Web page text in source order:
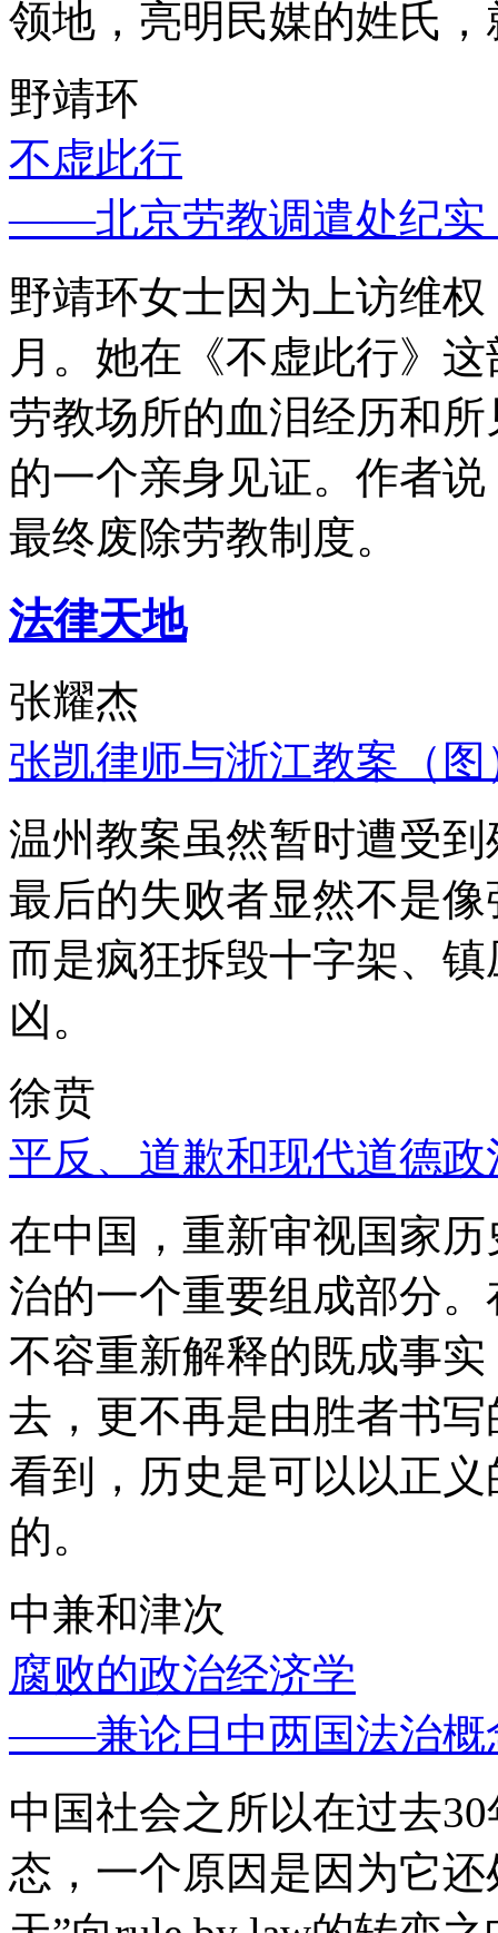
领地，亮明民媒的姓氏
野靖环
不虚此行
——北京劳教调遣处纪实
野靖环女士因为上访维
月。她在《不虚此行》
劳教场所的血泪经历和
的一个亲身见证。作者
最终废除劳教制度。
法律天地
张耀杰
张凯律师与浙江教案（图
温州教案虽然暂时遭受
最后的失败者显然不是
而是疯狂拆毁十字架、
凶。
徐贲
平反、道歉和现代道德政
在中国，重新审视国家
治的一个重要组成部分
不容重新解释的既成事
去，更不再是由胜者书
看到，历史是可以以正
的。
中兼和津次
腐败的政治经济学
——兼论日中两国法治概
中国社会之所以在过去
态，一个原因是因为它